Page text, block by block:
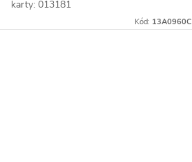
karty: 013181
Kód: 13A0960C